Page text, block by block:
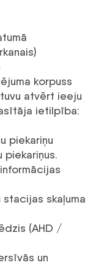
korpuss
atvērt ieeju
ietilpība:
piekariņu
piekariņus.
skaļuma
(AHD /
un